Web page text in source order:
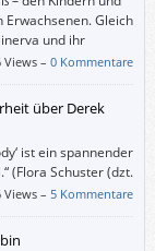
Gleich
und ihr
Gefahr, denn beim
Gruselbestie“
sie von dieser
Käfigen über
Views –0 Kommentare
über Derek
ist ein spannender
(Flora Schuster (dzt.
Views – 5 Kommentare